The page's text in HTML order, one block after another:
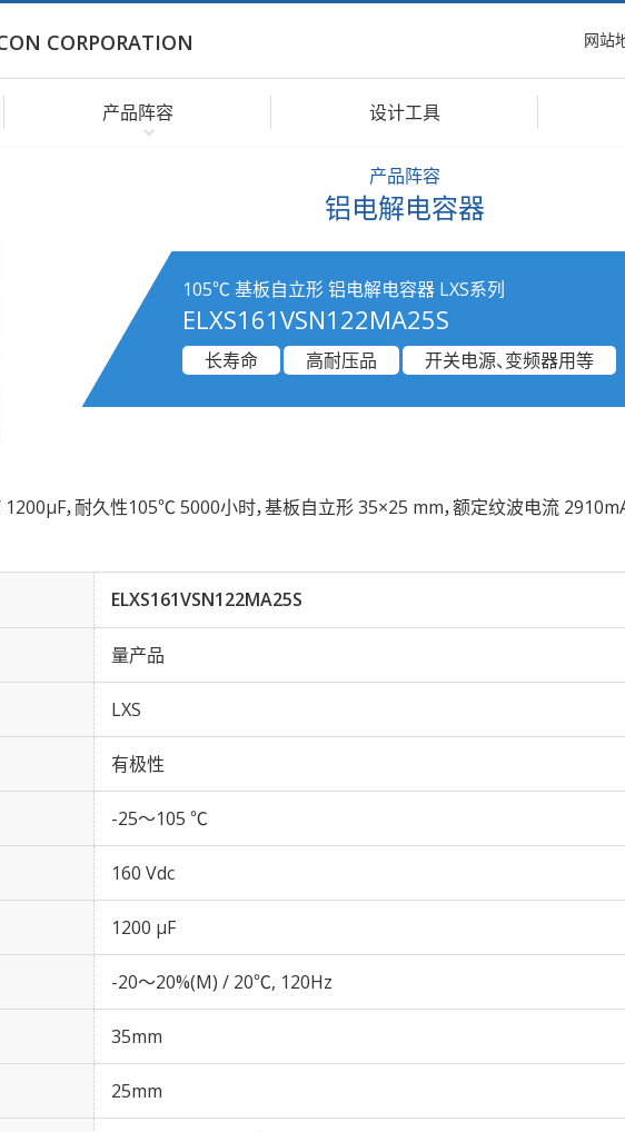
CORPORATION 网站
产品阵容 设计工具
产品阵容
铝电解电容器
105℃ 基板自立形 铝电解电容器 LXS系列
ELXS161VSN122MA25S
长寿命
高耐压品 开关电源、变频器用等
，耐久性105℃ 5000小时，基板自立形 35×25 mm，额定纹波电流
ELXS161VSN122MA25S
量产品
LXS
有极性
-25～105 ℃
160 Vdc
1200 µF
-20～20%(M) / 20℃, 120Hz
35mm
25mm